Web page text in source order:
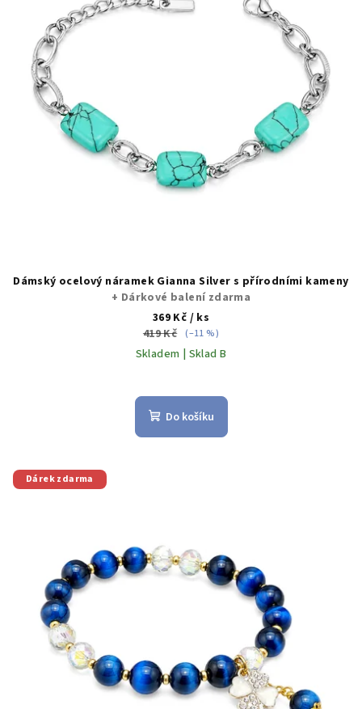
Dámský ocelový náramek Gianna Silver s přírodními kameny
+ Dárkové balení zdarma
369 Kč / ks
419 Kč (–11 %)
Skladem | Sklad B
Do košíku
Dárek zdarma